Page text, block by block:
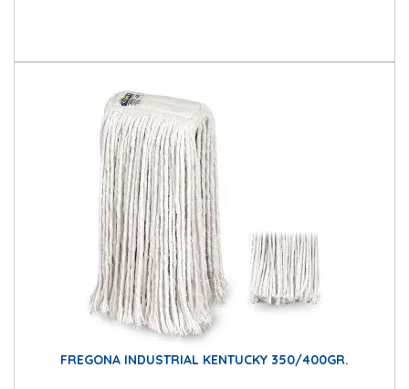
FREGONA INDUSTRIAL KENTUCKY 350/400GR.